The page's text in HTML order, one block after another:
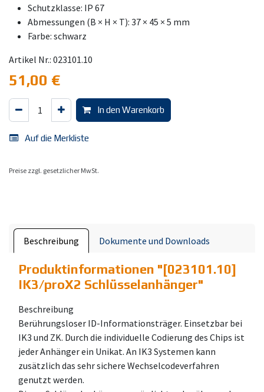
Schutzklasse: IP 67
Abmessungen (B × H × T): 37 × 45 × 5 mm
Farbe: schwarz
Artikel Nr.: 023101.10
51,00 €
In den Warenkorb
Auf die Merkliste
Preise zzgl. gesetzlicher MwSt.
Beschreibung Dokumente und Downloads
Produktinformationen "[023101.10]
IK3/proX2 Schlüsselanhänger"
Beschreibung
Berührungsloser ID-Informationsträger. Einsetzbar bei
IK3 und ZK. Durch die individuelle Codierung des Chips ist
jeder Anhänger ein Unikat. An IK3 Systemen kann
zusätzlich das sehr sichere Wechselcodeverfahren
genutzt werden.